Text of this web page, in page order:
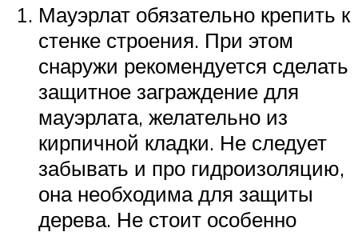
Мауэрлат обязательно крепить к
стенке строения. При этом
снаружи рекомендуется сделать
защитное заграждение для
мауэрлата, желательно из
кирпичной кладки. Не следует
забывать и про гидроизоляцию,
она необходима для защиты
дерева. Не стоит особенно